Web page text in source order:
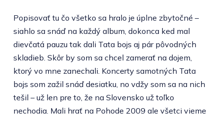
Popisovať tu čo všetko sa hralo je úplne zbytočné –
siahlo sa snáď na každý album, dokonca ked mal
dievčatá pauzu tak dali Tata bojs aj pár pôvodných
skladieb. Skôr by som sa chcel zamerať na dojem,
ktorý vo mne zanechali. Koncerty samotných Tata
bojs som zažil snáď desiatku, no vdžy som sa na nich
tešil – už len pre to, že na Slovensko už toľko
nechodia. Mali hrať na Pohode 2009 ale všetci vieme